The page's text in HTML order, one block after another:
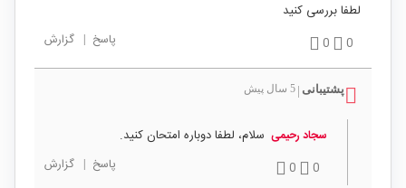
لطفا بررسی کنید
0
0 پاسخ | گزارش
پشتیبانی 5 سال پیش
سجاد رحیمی سلام، لطفا دوباره امتحان کنید.
0
0 پاسخ | گزارش